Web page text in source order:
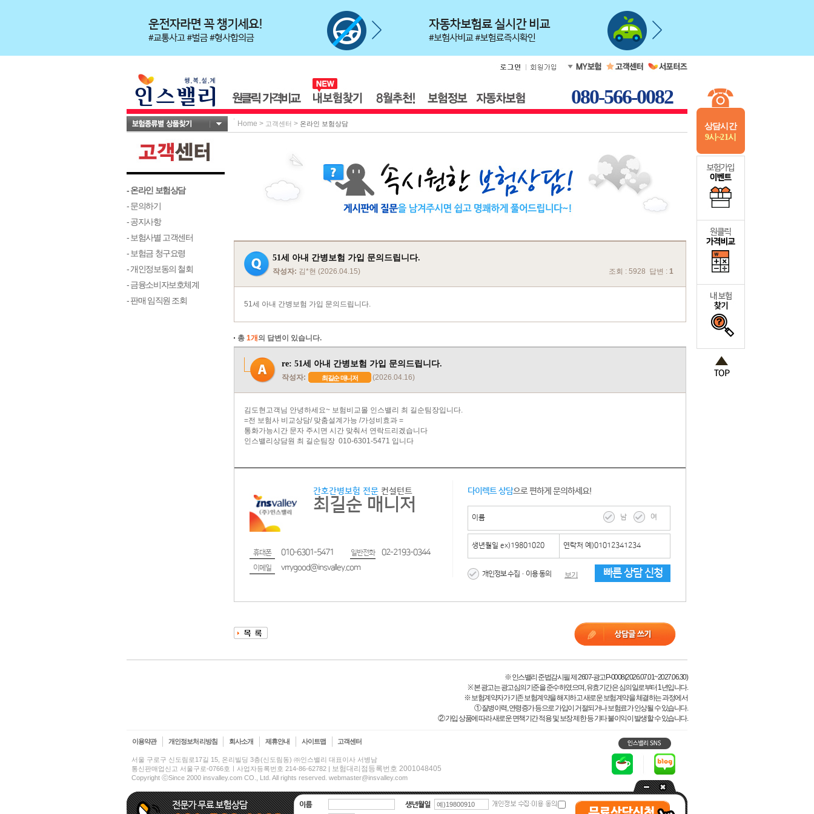
상담시간
9시~21시
080-566-0082
Home > 고객센터 > 온라인 보험상담
- 온라인 보험상담
- 문의하기
- 공지사항
- 보험사별 고객센터
- 보험금 청구요령
- 개인정보동의 철회
- 금융소비자보호체계
- 판매 임직원 조회
51세 아내 간병보험 가입 문의드립니다.
작성자: 김*현 (2026.04.15) 조회 : 5928 답변 : 1
51세 아내 간병보험 가입 문의드립니다.
총 1개의 답변이 있습니다.
re: 51세 아내 간병보험 가입 문의드립니다.
작성자: 최길순 매니저 (2026.04.16)
김도현고객님 안녕하세요~ 보험비교몰 인스밸리 최 길순팀장입니다.
=전 보험사 비교상담/ 맞춤설계가능 /가성비효과 =
통화가능시간 문자 주시면 시간 맞춰서 연락드리겠습니다
인스밸리상담원 최 길순팀장 010-6301-5471 입니다
간호간병보험 전문 컨설턴트
최길순 매니저
휴대폰 010-6301-5471 일반전화 02-2193-0344
이메일 vrrygood@insvalley.com
다이렉트 상담으로 편하게 문의하세요!
남 여
개인정보 수집·이용 동의 보기 빠른 상담 신청
※ 인스밸리 준법감시필 제 2607-광고P-0008(2026.07.01~2027.06.30)
※ 본 광고는 광고심의기준을 준수하였으며, 유효기간은 심의일로부터 1년입니다.
※ 보험계약자가 기존 보험계약을 해지하고 새로운 보험계약을 체결하는 과정에서
① 질병이력, 연령증가 등으로 가입이 거절되거나 보험료가 인상될 수 있습니다.
② 가입 상품에 따라 새로운 면책기간 적용 및 보장 제한 등 기타 불이익이 발생할 수 있습니다.
이용약관 개인정보처리방침 회사소개 제휴안내 사이트맵 고객센터
서울 구로구 신도림로17길 15, 온리빌딩 3층(신도림동) ㈜인스밸리 대표이사 서병남
통신판매업신고 서울구로-0766호ㅣ사업자등록번호 214-86-62782 | 보험대리점등록번호 2001048405
Copyright ⓒSince 2000 insvalley.com CO., Ltd. All rights reserved. webmaster@insvalley.com